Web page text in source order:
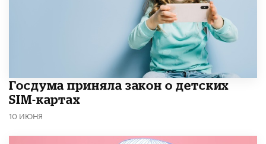
Госдума приняла закон о детских
SIM-картах
10 ИЮНЯ